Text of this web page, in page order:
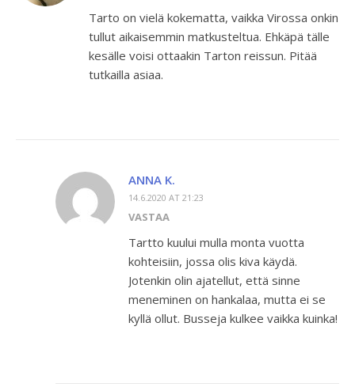
Tarto on vielä kokematta, vaikka Virossa onkin
tullut aikaisemmin matkusteltua. Ehkäpä tälle
kesälle voisi ottaakin Tarton reissun. Pitää
tutkailla asiaa.
ANNA K.
14.6.2020 AT 21:23
VASTAA
Tartto kuului mulla monta vuotta
kohteisiin, jossa olis kiva käydä.
Jotenkin olin ajatellut, että sinne
meneminen on hankalaa, mutta ei se
kyllä ollut. Busseja kulkee vaikka kuinka!